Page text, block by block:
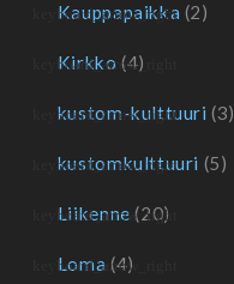
Kauppapaikka (2)
Kirkko (4)
kustom-kulttuuri (3)
kustomkulttuuri (5)
Liikenne (20)
Loma (4)